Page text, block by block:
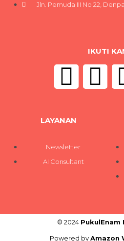
Jln. Pemuda III No 22,
IKUTI
LAYANAN
Newsletter
AI Consultant
© 2024 PukulEnam
Powered byAmazon